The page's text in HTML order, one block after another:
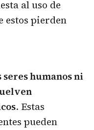
al uso de
estos pierden
humanos ni
. Estas
pueden